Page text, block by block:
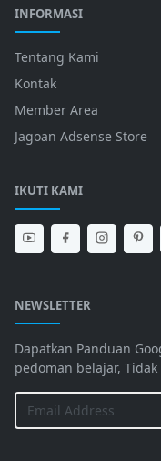
INFORMASI
Tentang Kami
Kontak
Member Area
Jagoan Adsense Store
IKUTI KAMI
NEWSLETTER
Dapatkan Panduan
pedoman belajar,